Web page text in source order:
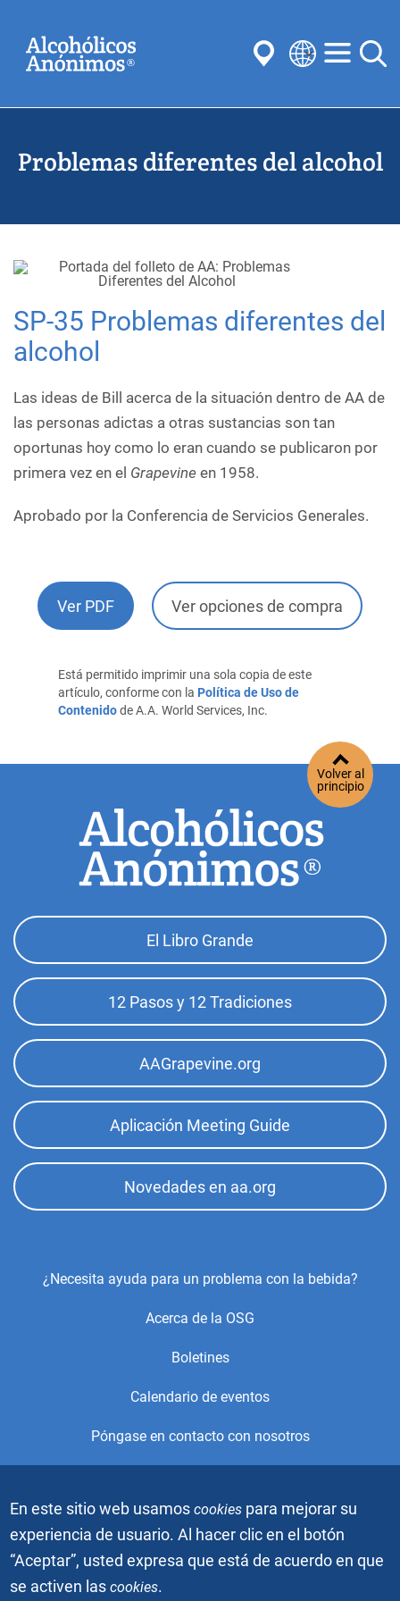
content
Buscar
Enviar
Búsquedas habituales:
Select
language
Problemas diferentes del alcohol
SP-35 Problemas diferentes del
alcohol
Las ideas de Bill acerca de la situación dentro de AA de
las personas adictas a otras sustancias son tan
oportunas hoy como lo eran cuando se publicaron por
primera vez en el Grapevine en 1958.
Aprobado por la Conferencia de Servicios Generales.
Ver PDF Ver opciones de compra
Está permitido imprimir una sola copia de este
artículo, conforme con la Política de Uso de
Contenidode A.A. World Services, Inc.
Volver al
principio
Footer
Top
Menu
El Libro Grande
12 Pasos y 12 Tradiciones
AAGrapevine.org
Aplicación Meeting Guide
Novedades en aa.org
Footer
¿Necesita ayuda para un problema con la bebida?
Acerca de la OSG
Boletines
Calendario de eventos
Póngase en contacto con nosotros
derechos reservados. Este es el sitio web oficial de la Oficina
de Servicios Generales (OSG) de Alcohólicos Anónimos. Está
gráficas sin el permiso escrito de Alcoholics Anonymous
World Services, Inc. El gráfico de la gente azul es una marca
En este sitio web usamoscookies para mejorar su
experiencia de usuario. Al hacer clic en el botón
“Aceptar”, usted expresa que está de acuerdo en que
se activen lascookies.